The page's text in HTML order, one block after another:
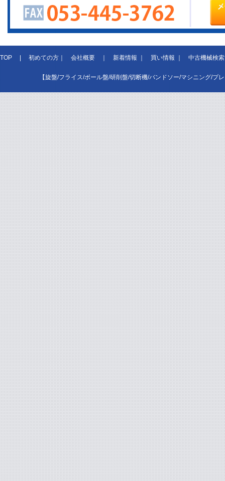
TOP|初めての方｜会社概要｜新着情報｜買い情報｜中古機械検索
【旋盤/フライス/ボール盤/研削盤/切断機/バンドソー/マシニング/プ